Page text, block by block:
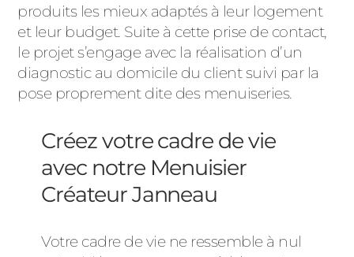
produits les mieux adaptés à leur logement
et leur budget. Suite à cette prise de contact,
le projet s’engage avec la réalisation d’un
diagnostic au domicile du client suivi par la
pose proprement dite des menuiseries.
Créez votre cadre de vie
avec notre Menuisier
Créateur Janneau
Votre cadre de vie ne ressemble à nul